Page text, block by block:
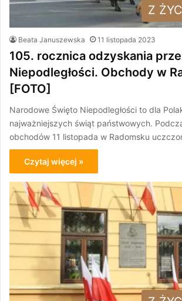
Z
Beata Januszewska 11 listopada 2023
105. rocznica odzyskania
Niepodległości. Obchody w
[FOTO]
Narodowe Święto Niepodległości to dla
najważniejszych świąt państwowych.
obchodów 11 listopada w Radomsku
Czytaj więcej »